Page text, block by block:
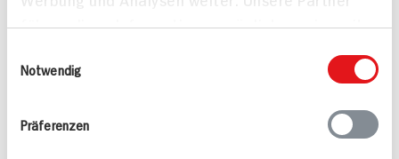
führen diese Informationen möglicherweise mit
bereitgestellt haben oder die sie im Rahmen
Notwendig
Präferenzen
Montag - Donnerstag: 9 bis 16 Uhr